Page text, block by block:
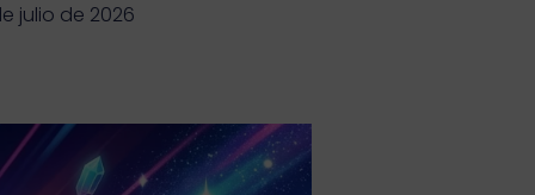
julio de 2026